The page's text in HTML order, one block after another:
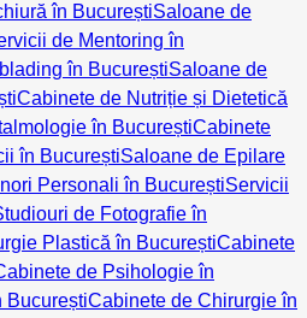
în BucureștiSaloane de
de Mentoring în
în BucureștiSaloane de
Cabinete de Nutriție și Dietetică
în BucureștiCabinete
în BucureștiSaloane de Epilare
Personali în BucureștiServicii
de Fotografie în
Plastică în BucureștiCabinete
de Psihologie în
BucureștiCabinete de Chirurgie în